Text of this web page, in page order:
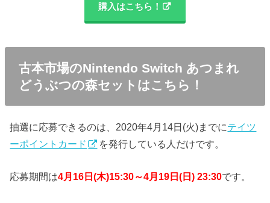
購入はこちら！
古本市場のNintendo Switch あつまれ
どうぶつの森セットはこちら！
抽選に応募できるのは、2020年4月14日(火)までにテイツ
ーポイントカード
を発行している人だけです。
応募期間は4月16日(木)15:30～4月19日(日) 23:30です。